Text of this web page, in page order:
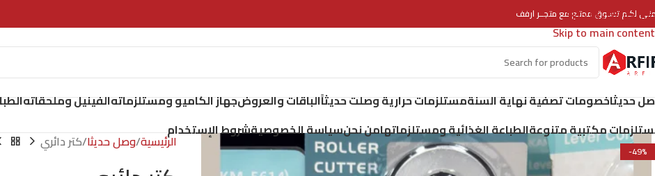
Skip to navigation
Skip to main content
لكـم تسـوق ممتـع مع متجــر ارفف
حديثاخصومات تصفية نهاية السنةمستلزمات حرارية وصلت حديثاًالباقات والعروضجهاز الكاميو ومستلزماتهالفينيل وملحقاته
مكتبية متنوعةالطباعة الغذائية ومستلزماتهامن نحنسياسة الخصوصيةشروط الإستخدام
-49% الرئيسية وصل حديثا كتر دائري